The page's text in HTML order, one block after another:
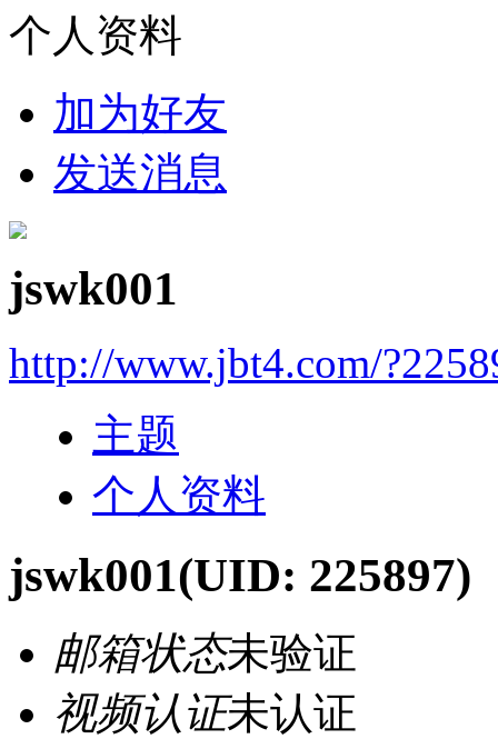
个人资料
加为好友
发送消息
jswk001
http://www.jbt4.com/
主题
个人资料
jswk001(UID: 225897)
邮箱状态未验证
视频认证未认证